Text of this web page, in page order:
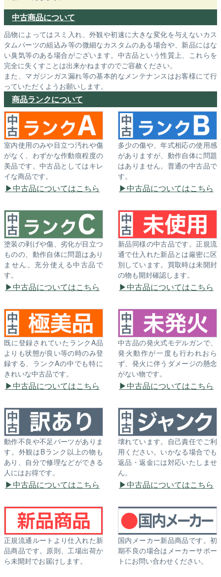
中古商品について
品物によってはスミ入れ、外観や初速に大きな変化を与えないカス
タムパーツの組込み等の微細なカスタムのある場合や、新品にはな
い臭気等のある場合がございます。中古品という性質上、これらを
完全に失くすことは出来かねますのでご容赦ください。
また、マガジンガス漏れ等の基本的なメンテナンスはお客様にて行
っていただくようお願いします。
商品ランクについて
室内使用のみや目立つ汚れや傷
がなく、わずかな作動痕程度の
美品です。中古品としてはキレ
イな商品です。
中古品についてはこちら
多少の傷や、年式相応の使用感
がありますが、動作自体に問題
はありません。普通の中古品で
す。
中古品についてはこちら
塗装の剥げや傷、劣化が目立つ
ものの、動作自体に問題はあり
ません。充分使える中古品で
す。
中古品についてはこちら
新品同様の中古品です。正規流
通で仕入れた新品とは厳密に区
別しています。買取時は未開封
の物も開封確認します。
中古品についてはこちら
既に登録されていたランクA品
よりも状態が良い等の時のみ登
録する、ランクAの中でも特に
きれいな中古品です。
中古品についてはこちら
中古品の発火式モデルガンで、
発火動作が一度も行われおら
ず、発火に伴うダメージの懸念
がない物です。
中古品についてはこちら
動作不良や不足パーツがありま
す。外観はBランク以上の物も
あり、自分で修理などができる
人にはお得です。
中古品についてはこちら
壊れています。自己責任でご利
用ください。いかなる場合でも
返品・返金には対応いたしませ
ん。
中古品についてはこちら
正規流通ルートより仕入れた新
品商品です。原則、工場出荷か
ら未開封でお届けします。
国内メーカー新品商品です。初
期不良の場合はメーカーサポー
トにお問い合わせください。